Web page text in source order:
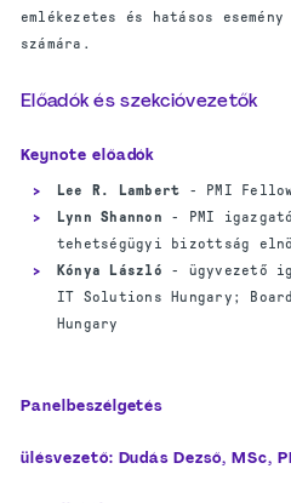
emlékezetes és hatásos
számára.
Előadók és szekcióvezetők
Keynote előadók
Lee R. Lambert - PMI
Lynn Shannon - PMI
tehetségügyi bizottság
Kónya
László - ügyvezető
IT Solutions Hungary; Board
Hungary
Panelbeszélgetés
ülésvezető: Dudás Dezső, MSc,